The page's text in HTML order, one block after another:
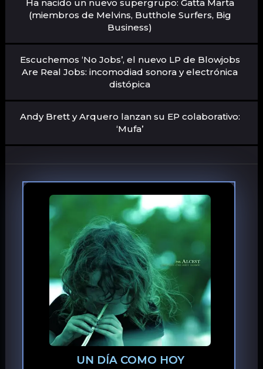
Ha nacido un nuevo supergrupo: Gatta Marta
(miembros de Melvins, Butthole Surfers, Big
Business)
Escuchemos ‘No Jobs’, el nuevo LP de Blowjobs
Are Real Jobs: incomodiad sonora y electrónica
distópica
Andy Brett y Arquero lanzan su EP colaborativo:
‘Mufa’
UN DÍA COMO HOY